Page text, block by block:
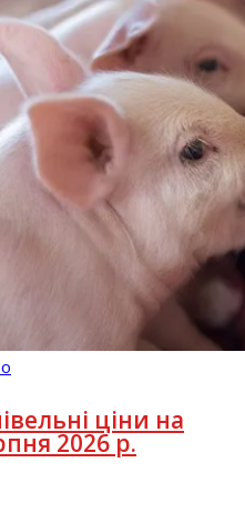
ціни на
2026 р.